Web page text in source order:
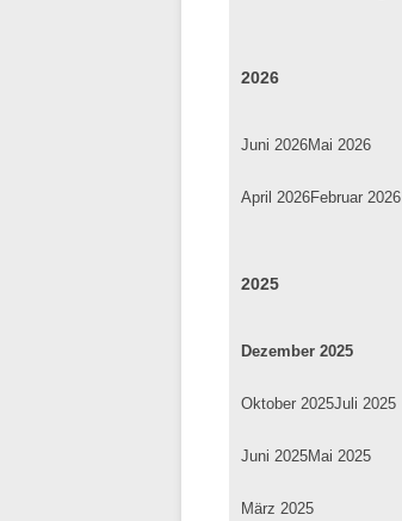
2026
Juni 2026Mai 2026
April 2026Februar 2026
2025
Dezember 2025
Oktober 2025Juli 2025
Juni 2025Mai 2025
März 2025